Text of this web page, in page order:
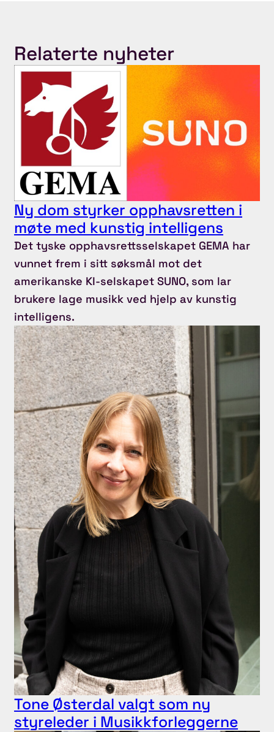
Relaterte nyheter
Ny dom styrker opphavsretten i
møte med kunstig intelligens
Det tyske opphavsrettsselskapet GEMA har
vunnet frem i sitt søksmål mot det
amerikanske KI-selskapet SUNO, som lar
brukere lage musikk ved hjelp av kunstig
intelligens.
Tone Østerdal valgt som ny
styreleder i Musikkforleggerne